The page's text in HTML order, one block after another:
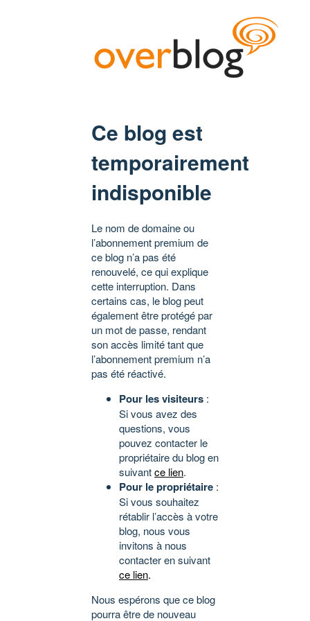
Ce blog est
temporairement
indisponible
Le nom de domaine ou
l’abonnement premium de
ce blog n’a pas été
renouvelé, ce qui explique
cette interruption. Dans
certains cas, le blog peut
également être protégé par
un mot de passe, rendant
son accès limité tant que
l’abonnement premium n’a
pas été réactivé.
Pour les visiteurs :
Si vous avez des
questions, vous
pouvez contacter le
propriétaire du blog en
suivantce lien.
Pour le propriétaire :
Si vous souhaitez
rétablir l’accès à votre
blog, nous vous
invitons à nous
contacter en suivant
ce lien.
Nous espérons que ce blog
pourra être de nouveau